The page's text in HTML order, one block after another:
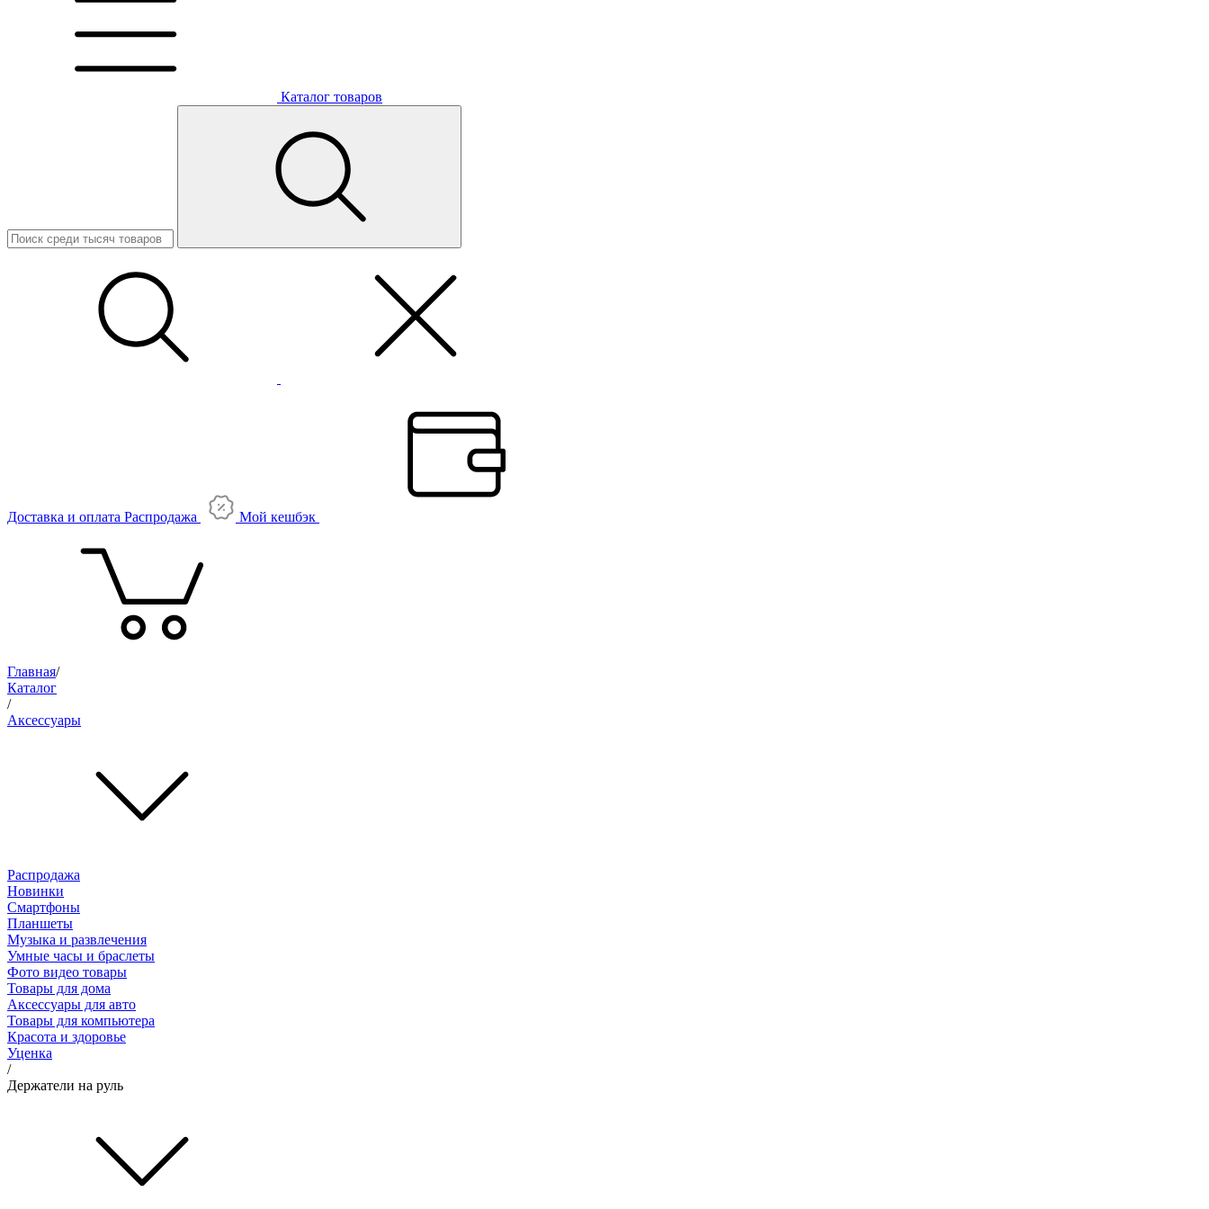
Каталог товаров
Доставка и оплата Распродажа Мой кешбэк
Главная/
Каталог
/
Аксессуары
Распродажа
Новинки
Смартфоны
Планшеты
Музыка и развлечения
Умные часы и браслеты
Фото видео товары
Товары для дома
Аксессуары для авто
Товары для компьютера
Красота и здоровье
Уценка
/
Держатели на руль